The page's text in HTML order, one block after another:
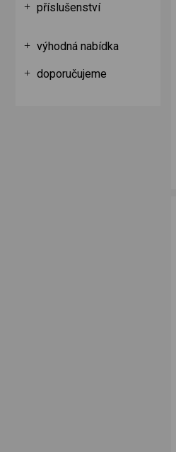
příslušenství
výhodná nabídka
doporučujeme